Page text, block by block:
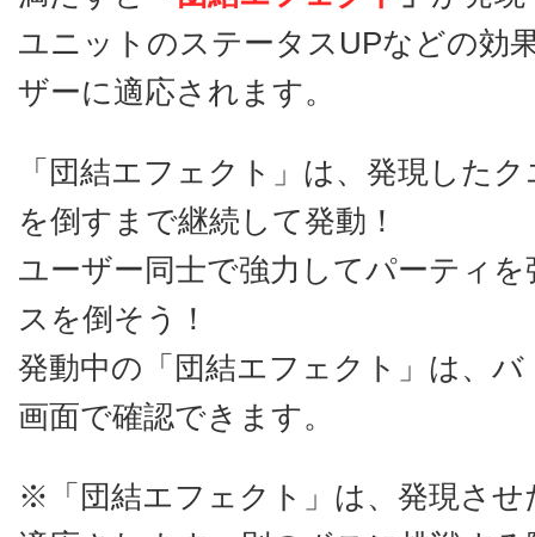
ユニットのステータスUPなどの効
ザーに適応されます。
「団結エフェクト」は、発現した
を倒すまで継続して発動！
ユーザー同士で強力してパーティ
スを倒そう！
発動中の「団結エフェクト」は、バ
画面で確認できます。
※「団結エフェクト」は、発現させ